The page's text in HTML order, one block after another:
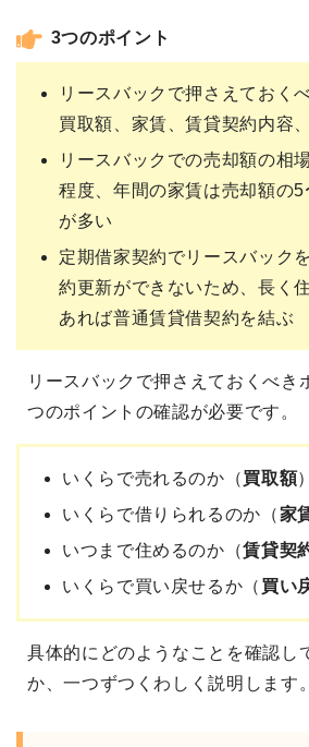
3つのポイント
リースバックで押さえておく
買取額、家賃、賃貸契約内容
リースバックでの売却額の相
程度、年間の家賃は売却額の5
が多い
定期借家契約でリースバック
約更新ができないため、長く
あれば普通賃貸借契約を結ぶ
リースバックで押さえておくべき
つのポイントの確認が必要です。
いくらで売れるのか（買取額）
いくらで借りられるのか（家
いつまで住めるのか（賃貸契
いくらで買い戻せるか（ 買い
具体的にどのようなことを確認し
か、一つずつくわしく説明します。